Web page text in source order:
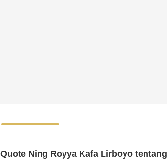
Quote Ning Royya Kafa Lirboyo tentang